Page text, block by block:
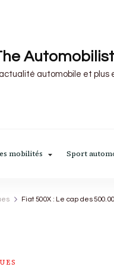
Automobilist
automobile et plus
mobilités Sport
Fiat 500X : Le cap des